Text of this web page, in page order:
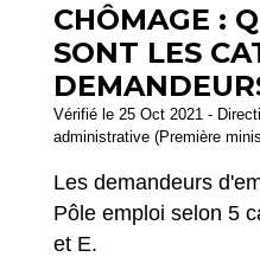
CHÔMAGE :
SONT LES
Vérifié le 25 Oct 2021 -
administrative (Première
Les demandeurs
Pôle emploi selon 5
et E.